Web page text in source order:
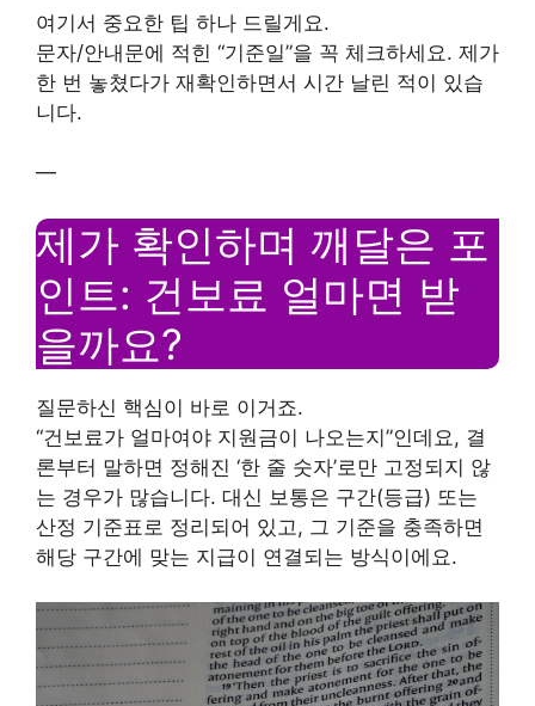
여기서 중요한 팁 하나 드릴게요.
문자/안내문에 적힌 “기준일”을 꼭 체크하세요. 제가
한 번 놓쳤다가 재확인하면서 시간 날린 적이 있습
니다.
—
제가 확인하며 깨달은 포
인트: 건보료 얼마면 받
을까요?
질문하신 핵심이 바로 이거죠.
“건보료가 얼마여야 지원금이 나오는지”인데요, 결
론부터 말하면 정해진 ‘한 줄 숫자’로만 고정되지 않
는 경우가 많습니다. 대신 보통은 구간(등급) 또는
산정 기준표로 정리되어 있고, 그 기준을 충족하면
해당 구간에 맞는 지급이 연결되는 방식이에요.